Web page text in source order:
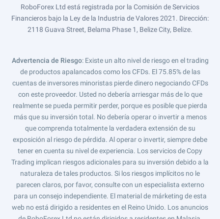
RoboForex Ltd está registrada por la Comisión de Servicios
Financieros bajo la Ley de la Industria de Valores 2021. Dirección:
2118 Guava Street, Belama Phase 1, Belize City, Belize.
Advertencia de Riesgo: Existe un alto nivel de riesgo en el trading
de productos apalancados como los CFDs. El 75.85% de las
cuentas de inversores minoristas pierde dinero negociando CFDs
con este proveedor. Usted no debería arriesgar más de lo que
realmente se pueda permitir perder, porque es posible que pierda
más que su inversión total. No debería operar o invertir a menos
que comprenda totalmente la verdadera extensión de su
exposición al riesgo de pérdida. Al operar o invertir, siempre debe
tener en cuenta su nivel de experiencia. Los servicios de Copy
Trading implican riesgos adicionales para su inversión debido a la
naturaleza de tales productos. Si los riesgos implícitos no le
parecen claros, por favor, consulte con un especialista externo
para un consejo independiente. El material de márketing de esta
web no está dirigido a residentes en el Reino Unido. Los anuncios